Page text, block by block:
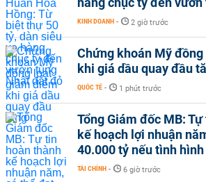
KINH DOANH - 2 giờ trước
Chứng khoán Mỹ
khi giá dầu quay đầu
QUỐC TẾ - 1 phút trước
Tổng Giám đốc MB:
kế hoạch lợi nhuận
40.000 tỷ nếu tình
TÀI CHÍNH - 6 giờ trước